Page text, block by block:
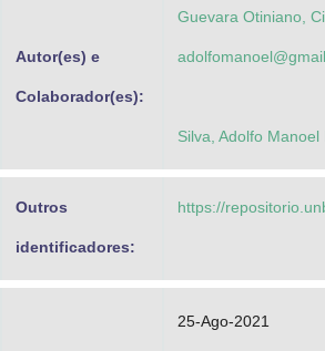
Autor(es) e
Colaborador(es):
Guevara Otiniano,
Silva, Adolfo Manoel
Outros
identificadores:
https://
25-Ago-2021